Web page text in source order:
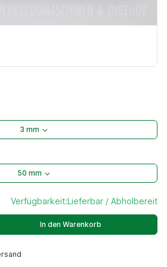
3 mm
50 mm
Verfügbarkeit:Lieferbar / Abholbereit
In den Warenkorb